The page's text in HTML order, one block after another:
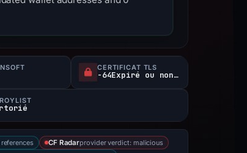
CERTIFICAT TLS
-64Expiré ou non vérifié d
CF Radarprovider verdict: malicious